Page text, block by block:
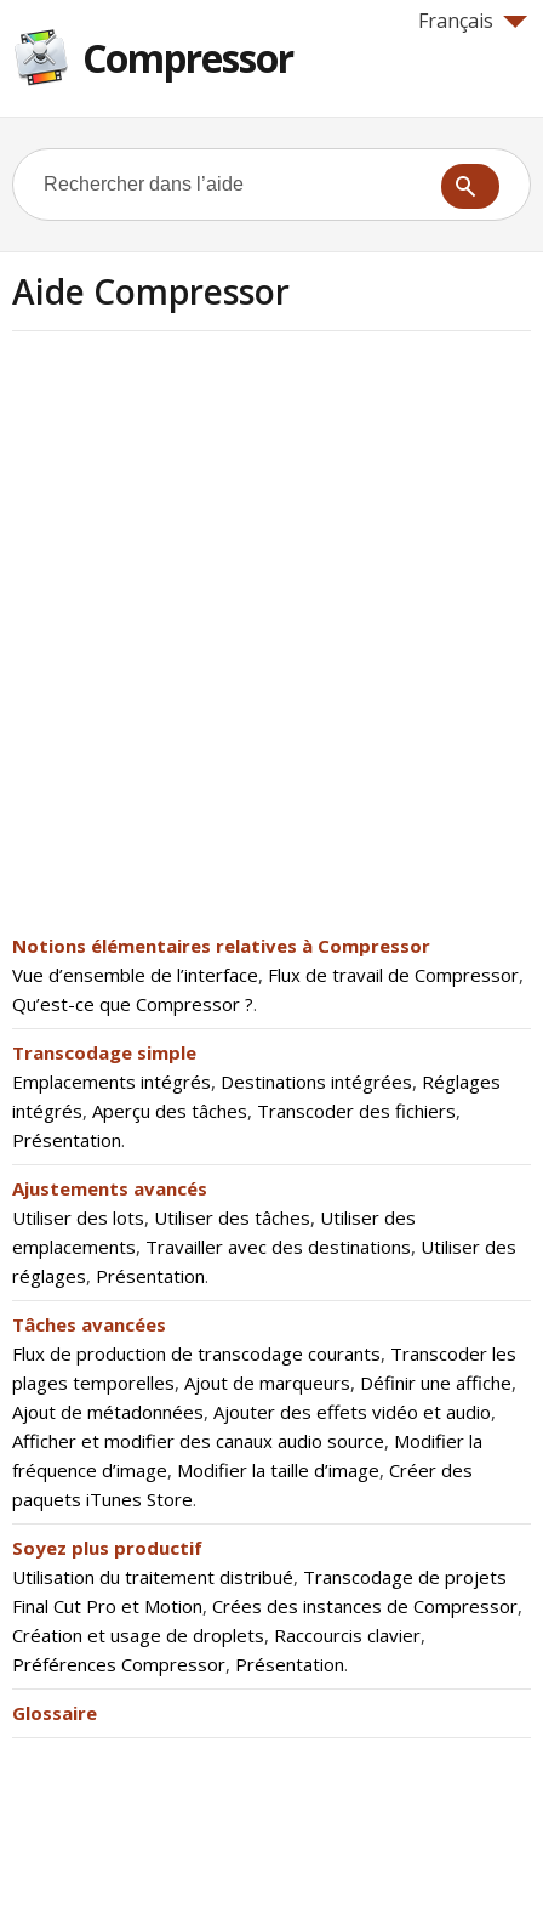
Français
Compressor
Aide Compressor
Notions élémentaires relatives à Compressor
Vue d’ensemble de l’interface, Flux de travail de Compressor,
Qu’est-ce que Compressor ?.
Transcodage simple
Emplacements intégrés, Destinations intégrées, Réglages
intégrés, Aperçu des tâches, Transcoder des fichiers,
Présentation.
Ajustements avancés
Utiliser des lots, Utiliser des tâches, Utiliser des
emplacements, Travailler avec des destinations, Utiliser des
réglages, Présentation.
Tâches avancées
Flux de production de transcodage courants, Transcoder les
plages temporelles, Ajout de marqueurs, Définir une affiche,
Ajout de métadonnées, Ajouter des effets vidéo et audio,
Afficher et modifier des canaux audio source, Modifier la
fréquence d’image, Modifier la taille d’image, Créer des
paquets iTunes Store.
Soyez plus productif
Utilisation du traitement distribué, Transcodage de projets
Final Cut Pro et Motion, Crées des instances de Compressor,
Création et usage de droplets, Raccourcis clavier,
Préférences Compressor, Présentation.
Glossaire